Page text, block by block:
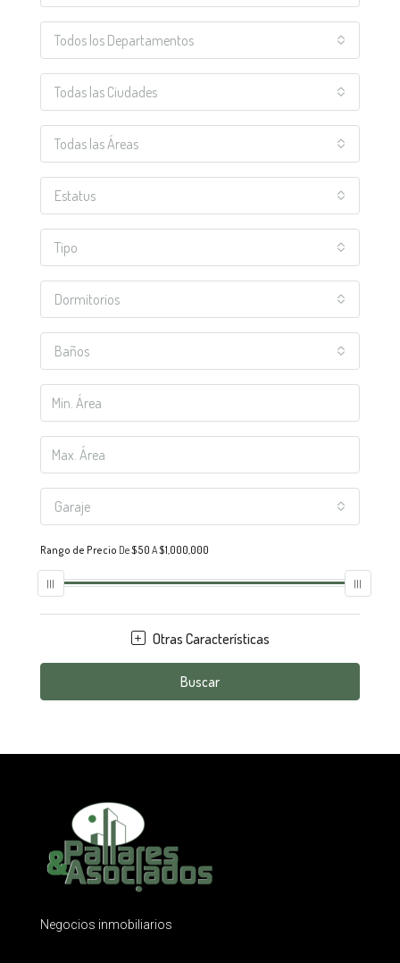
Todos los Departamentos
Todas las Ciudades
Todas las Áreas
Estatus
Tipo
Dormitorios
Baños
Garaje
Rango de Precio De$50 A$1,000,000
Otras Características
Buscar
Negocios inmobiliarios